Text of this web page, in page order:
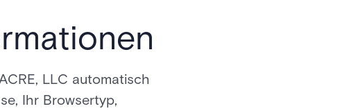
LLC automatisch
Ihr Browsertyp,